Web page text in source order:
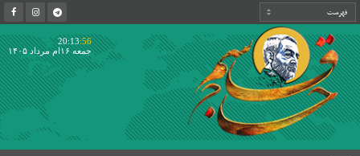
20:13:56
جمعه ۱۶ام مرداد ۱۴۰۵